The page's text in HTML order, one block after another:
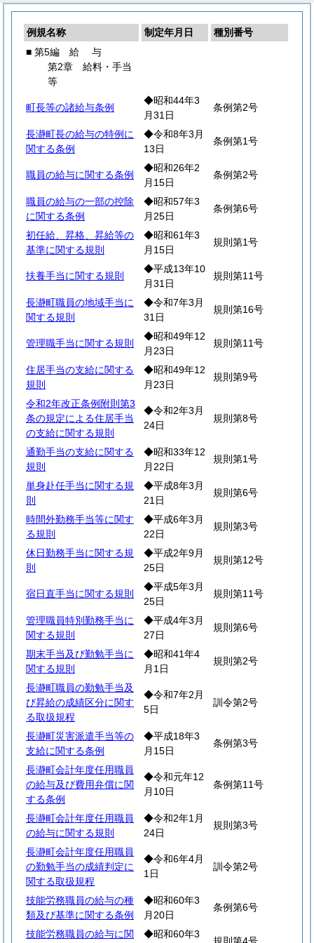
例規名称 制定年月日
種別番号
■ 第5編 給 与
第2章 給料・手当
等
町長等の諸給与条例
◆昭和44年3
月31日
条例第2号
長瀞町長の給与の特例に
関する条例
◆令和8年3月
13日
条例第1号
職員の給与に関する条例
◆昭和26年2
月15日
条例第2号
職員の給与の一部の控除
に関する条例
◆昭和57年3
月25日
条例第6号
初任給、昇格、昇給等の
基準に関する規則
◆昭和61年3
月15日
規則第1号
扶養手当に関する規則
◆平成13年10
月31日
規則第11号
長瀞町職員の地域手当に
関する規則
◆令和7年3月
31日
規則第16号
管理職手当に関する規則
◆昭和49年12
月23日
規則第11号
住居手当の支給に関する
規則
◆昭和49年12
月23日
規則第9号
令和2年改正条例附則第3
条の規定による住居手当
の支給に関する規則
◆令和2年3月
24日
規則第8号
通勤手当の支給に関する
規則
◆昭和33年12
月22日
規則第1号
単身赴任手当に関する規
則
◆平成8年3月
21日
規則第6号
時間外勤務手当等に関す
る規則
◆平成6年3月
22日
規則第3号
休日勤務手当に関する規
則
◆平成2年9月
25日
規則第12号
宿日直手当に関する規則
◆平成5年3月
25日
規則第11号
管理職員特別勤務手当に
関する規則
◆平成4年3月
27日
規則第6号
期末手当及び勤勉手当に
関する規則
◆昭和41年4
月1日
規則第2号
長瀞町職員の勤勉手当及
び昇給の成績区分に関す
る取扱規程
◆令和7年2月
5日
訓令第2号
長瀞町災害派遣手当等の
支給に関する条例
◆平成18年3
月15日
条例第3号
長瀞町会計年度任用職員
の給与及び費用弁償に関
する条例
◆令和元年12
月10日
条例第11号
長瀞町会計年度任用職員
の給与に関する規則
◆令和2年1月
24日
規則第3号
長瀞町会計年度任用職員
の勤勉手当の成績判定に
関する取扱規程
◆令和6年4月
1日
訓令第2号
技能労務職員の給与の種
類及び基準に関する条例
◆昭和60年3
月20日
条例第6号
技能労務職員の給与に関 ◆昭和60年3